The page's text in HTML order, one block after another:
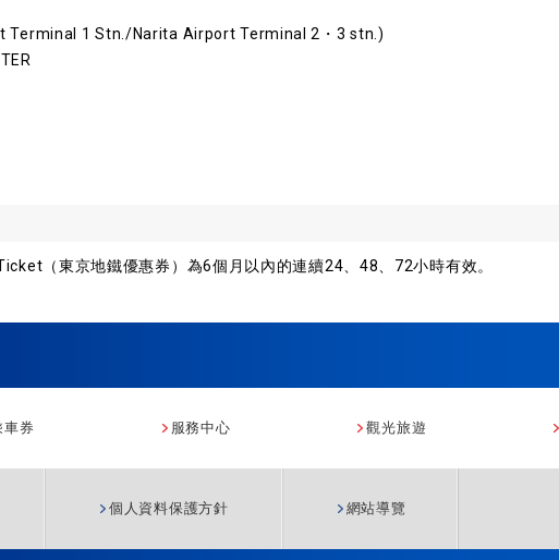
Terminal 1 Stn./Narita Airport Terminal 2・3 stn.)
（東京地鐵優惠券）為6個月以內的連續24、48、72小時有效。
車券 服務中心 觀光旅遊
個人資料保護方針 網站導覽